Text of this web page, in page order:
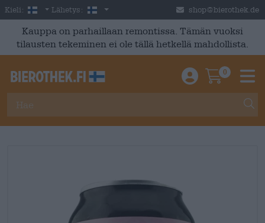
Skip to main content
Kieli: Finnish
Lähetys: Suomi shop@bierothek.de
Kauppa on parhaillaan remontissa. Tämän vuoksi
tilausten tekeminen ei ole tällä hetkellä mahdollista.
Einloggen /
0